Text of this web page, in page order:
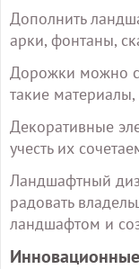
Дополнить
арки, фонтаны,
Дорожки можно
такие
Декоративные
учесть их
Ландшафтный
радовать
ландшафтом и